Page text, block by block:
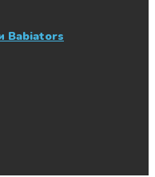
Babiators